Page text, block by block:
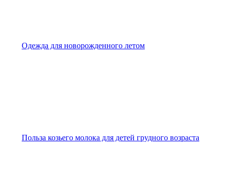
Одежда для новорожденного летом
Польза козьего молока для детей грудного возраста